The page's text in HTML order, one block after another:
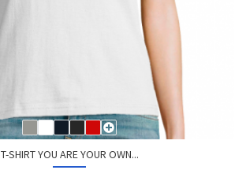
T-SHIRT YOU ARE YOUR OWN...